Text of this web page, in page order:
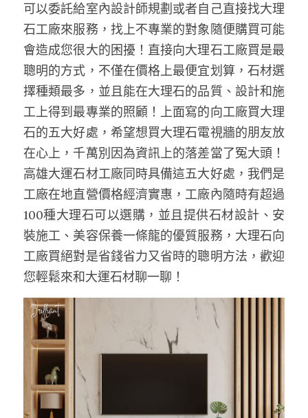
可以委託給室內設計師規劃或者自己直接找大理
石工廠來服務，找上不專業的對象隨便購買可能
會造成您很大的困擾！直接向大理石工廠買是最
聰明的方式，不僅在價格上最便宜划算，石材選
擇種類最多，並且能在大理石的品質、設計和施
工上得到最專業的照顧！上面寫的向工廠買大理
石的五大好處，希望想買大理石電視牆的朋友放
在心上，千萬別因為資訊上的落差當了冤大頭！
高雄大運石材工廠同時具備這五大好處，我們是
工廠在地直營價格經濟實惠，工廠內隨時有超過
100種大理石可以選購，並且提供石材設計、安
裝施工、美容保養一條龍的優質服務，大理石向
工廠買絕對是省錢省力又省時的聰明方法，歡迎
您輕鬆來和大運石材聊一聊！